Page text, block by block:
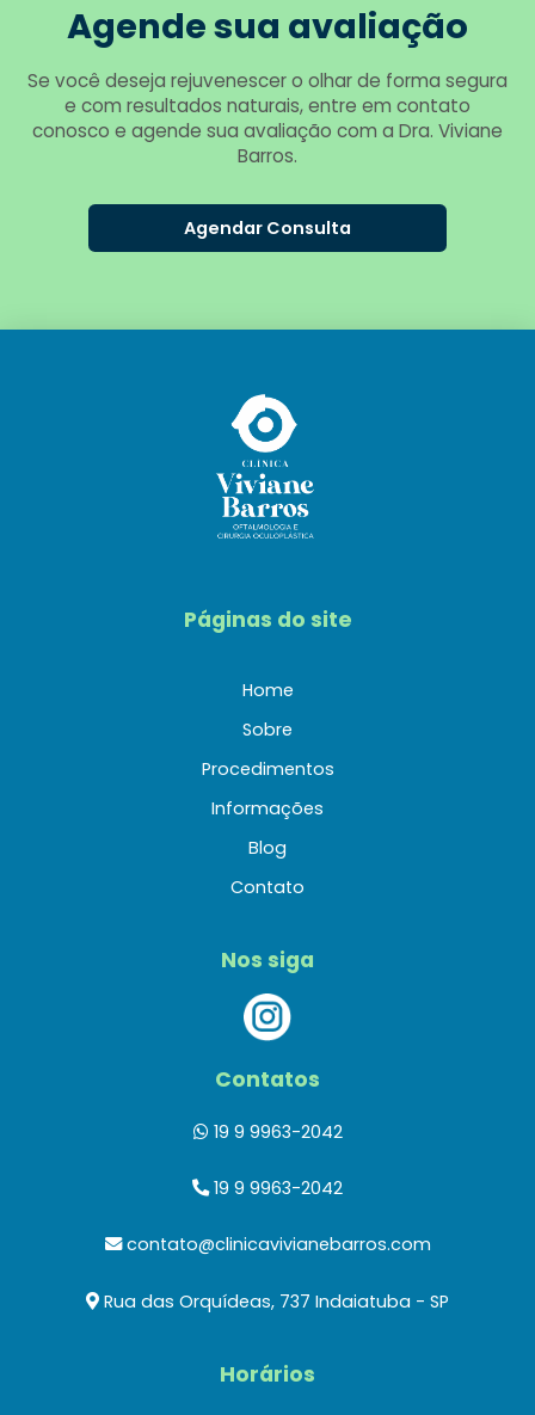
Agende sua avaliação
Se você deseja rejuvenescer o olhar de forma segura
e com resultados naturais, entre em contato
conosco e agende sua avaliação com a Dra. Viviane
Barros.
Agendar Consulta
Páginas do site
Home
Sobre
Procedimentos
Informações
Blog
Contato
Nos siga
Contatos
19 9 9963-2042
19 9 9963-2042
contato@clinicavivianebarros.com
Rua das Orquídeas, 737 Indaiatuba - SP
Horários